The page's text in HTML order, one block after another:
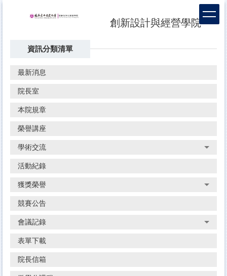
創新設計與經營學院
資訊分類清單
最新消息
院長室
本院規章
榮譽講座
學術交流
活動紀錄
獲獎榮譽
競賽公告
會議記錄
表單下載
院長信箱